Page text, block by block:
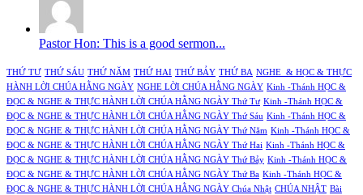
Pastor Hon: This is a good sermon...
THỨ TƯ THỨ SÁU THỨ NĂM THỨ HAI THỨ BẢY THỨ BA NGHE & HỌC & THỰC
HÀNH LỜI CHÚA HẰNG NGÀY NGHE LỜI CHÚA HẰNG NGÀY Kinh -Thánh HỌC &
ĐỌC & NGHE & THỰC HÀNH LỜI CHÚA HẰNG NGÀY Thứ Tư Kinh -Thánh HỌC &
ĐỌC & NGHE & THỰC HÀNH LỜI CHÚA HẰNG NGÀY Thứ Sáu Kinh -Thánh HỌC &
ĐỌC & NGHE & THỰC HÀNH LỜI CHÚA HẰNG NGÀY Thứ Năm Kinh -Thánh HỌC &
ĐỌC & NGHE & THỰC HÀNH LỜI CHÚA HẰNG NGÀY Thứ Hai Kinh -Thánh HỌC &
ĐỌC & NGHE & THỰC HÀNH LỜI CHÚA HẰNG NGÀY Thứ Bảy Kinh -Thánh HỌC &
ĐỌC & NGHE & THỰC HÀNH LỜI CHÚA HẰNG NGÀY Thứ Ba Kinh -Thánh HỌC &
ĐỌC & NGHE & THỰC HÀNH LỜI CHÚA HẰNG NGÀY Chúa Nhật CHÚA NHẬT Bài